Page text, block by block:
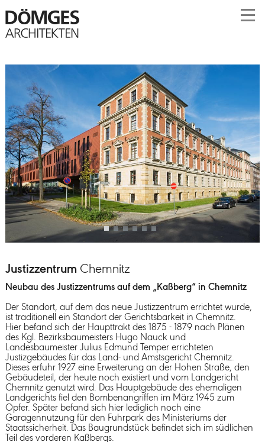
Justizzentrum Chemnitz
Neubau des Justizzentrums auf dem „Kaßberg“ in Chemnitz
Der Standort, auf dem das neue Justizzentrum errichtet wurde,
ist traditionell ein Standort der Gerichtsbarkeit in Chemnitz.
Hier befand sich der Haupttrakt des 1875 - 1879 nach Plänen
des Kgl. Bezirksbaumeisters Hugo Nauck und
Landesbaumeister Julius Edmund Temper errichteten
Justizgebäudes für das Land- und Amstsgericht Chemnitz.
Dieses erfuhr 1927 eine Erweiterung an der Hohen Straße, den
Gebäudeteil, der heute noch existiert und vom Landgericht
Chemnitz genutzt wird. Das Hauptgebäude des ehemaligen
Landgerichts fiel den Bombenangriffen im März 1945 zum
Opfer. Später befand sich hier lediglich noch eine
Garagennutzung für den Fuhrpark des Ministeriums der
Staatssicherheit. Das Baugrundstück befindet sich im südlichen
Teil des vorderen Kaßbergs.